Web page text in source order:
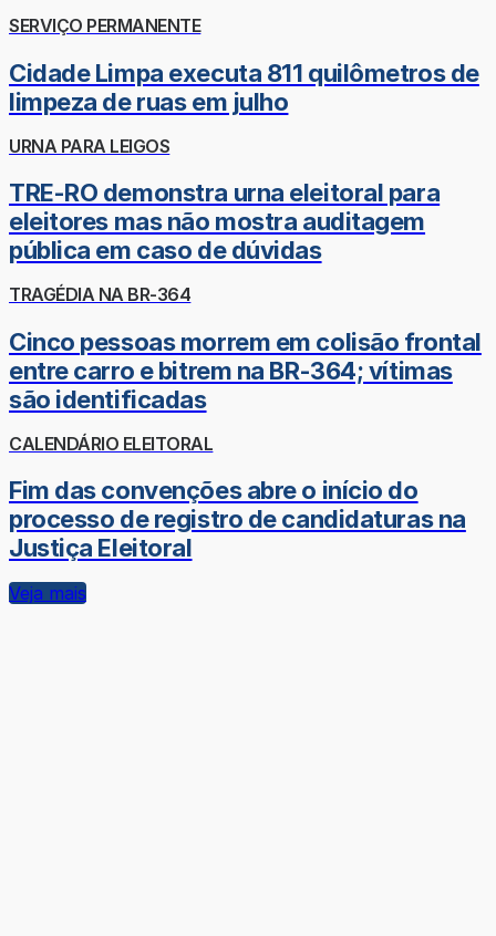
SERVIÇO PERMANENTE
Cidade Limpa executa 811 quilômetros de
limpeza de ruas em julho
URNA PARA LEIGOS
TRE-RO demonstra urna eleitoral para
eleitores mas não mostra auditagem
pública em caso de dúvidas
TRAGÉDIA NA BR-364
Cinco pessoas morrem em colisão frontal
entre carro e bitrem na BR-364; vítimas
são identificadas
CALENDÁRIO ELEITORAL
Fim das convenções abre o início do
processo de registro de candidaturas na
Justiça Eleitoral
Veja mais